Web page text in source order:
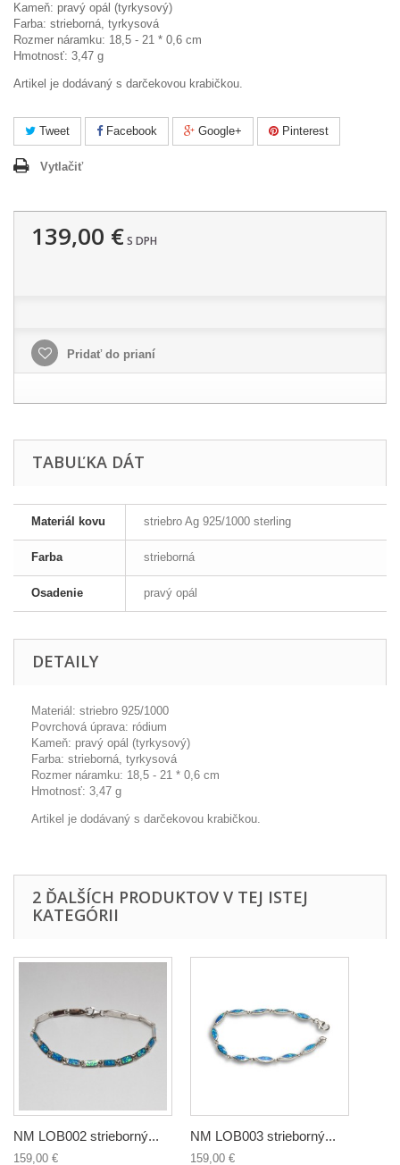
Kameň: pravý opál (tyrkysový)
Farba: strieborná, tyrkysová
Rozmer náramku: 18,5 - 21 * 0,6 cm
Hmotnosť: 3,47 g
Artikel je dodávaný s darčekovou krabičkou.
Tweet Facebook Google+ Pinterest
Vytlačiť
139,00 €S DPH
Pridať do prianí
TABUĽKA DÁT
Materiál kovu striebro Ag 925/1000 sterling
Farba strieborná
Osadenie pravý opál
DETAILY
Materiál: striebro 925/1000
Povrchová úprava: ródium
Kameň: pravý opál (tyrkysový)
Farba: strieborná, tyrkysová
Rozmer náramku: 18,5 - 21 * 0,6 cm
Hmotnosť: 3,47 g
Artikel je dodávaný s darčekovou krabičkou.
2 ĎALŠÍCH PRODUKTOV V TEJ ISTEJ
KATEGÓRII
NM LOB002 strieborný...
159,00 €
NM LOB003 strieborný...
159,00 €